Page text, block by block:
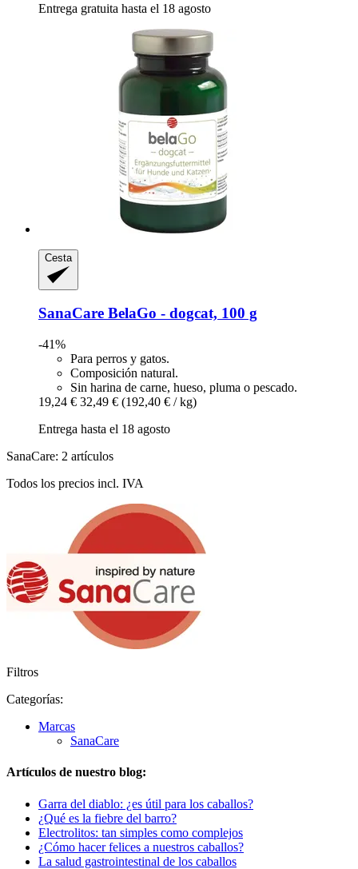
Entrega gratuita hasta el 18 agosto
Cesta
SanaCare BelaGo -​ dogcat, 100 g
-41%
Para perros y gatos.
Composición natural.
Sin harina de carne, hueso, pluma o pescado.
19,24 € 32,49 € (192,40 € / kg)
Entrega hasta el 18 agosto
SanaCare: 2 artículos
Todos los precios incl. IVA
Filtros
Categorías:
Marcas
SanaCare
Artículos de nuestro blog:
Garra del diablo: ¿es útil para los caballos?
¿Qué es la fiebre del barro?
Electrolitos: tan simples como complejos
¿Cómo hacer felices a nuestros caballos?
La salud gastrointestinal de los caballos